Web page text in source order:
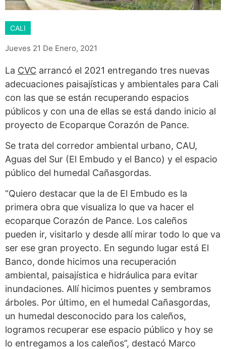
CALI
Jueves 21 De Enero, 2021
La CVC arrancó el 2021 entregando tres nuevas
adecuaciones paisajísticas y ambientales para Cali
con las que se están recuperando espacios
públicos y con una de ellas se está dando inicio al
proyecto de Ecoparque Corazón de Pance.
Se trata del corredor ambiental urbano, CAU,
Aguas del Sur (El Embudo y el Banco) y el espacio
público del humedal Cañasgordas.
“Quiero destacar que la de El Embudo es la
primera obra que visualiza lo que va hacer el
ecoparque Corazón de Pance. Los caleños
pueden ir, visitarlo y desde allí mirar todo lo que va
ser ese gran proyecto. En segundo lugar está El
Banco, donde hicimos una recuperación
ambiental, paisajística e hidráulica para evitar
inundaciones. Allí hicimos puentes y sembramos
árboles. Por último, en el humedal Cañasgordas,
un humedal desconocido para los caleños,
logramos recuperar ese espacio público y hoy se
lo entregamos a los caleños”, destacó Marco